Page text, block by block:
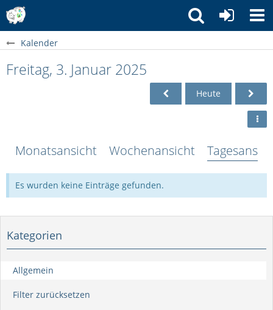
Kalender
Freitag, 3. Januar 2025
Heute
Monatsansicht Wochenansicht
Es wurden keine Einträge gefunden.
Kategorien
Allgemein
Filter zurücksetzen